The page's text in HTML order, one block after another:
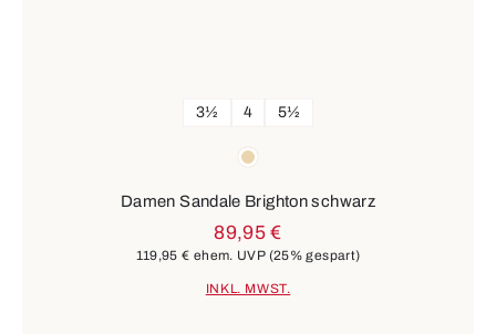
beige
3½ 4 5½
Damen Sandale Brighton schwarz
89,95 €
119,95 € ehem. UVP (25% gespart)
INKL. MWST.